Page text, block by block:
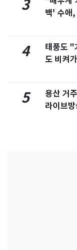
3
백' 수애,
4
태풍도
도 비켜
5
용산 거
라이브